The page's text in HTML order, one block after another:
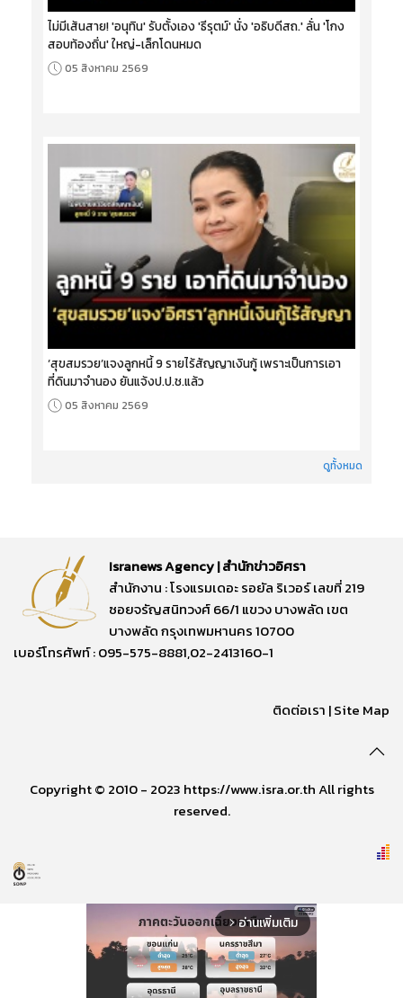
ไม่มีเส้นสาย! 'อนุทิน' รับตั้งเอง 'ธีรุตม์' นั่ง 'อธิบดีสถ.' ลั่น 'โกง
สอบท้องถิ่น' ใหญ่-เล็กโดนหมด
05 สิงหาคม 2569
‘สุขสมรวย’แจงลูกหนี้ 9 รายไร้สัญญาเงินกู้ เพราะเป็นการเอา
ที่ดินมาจำนอง ยันแจ้งป.ป.ช.แล้ว
05 สิงหาคม 2569
ดูทั้งหมด
Isranews Agency | สำนักข่าวอิศรา
สำนักงาน : โรงแรมเดอะ รอยัล ริเวอร์ เลขที่ 219
ซอยจรัญสนิทวงศ์ 66/1 แขวง บางพลัด เขต
บางพลัด กรุงเทพมหานคร 10700
เบอร์โทรศัพท์ : 095-575-8881,02-2413160-1
ติดต่อเรา |Site Map
Copyright © 2010 - 2023 https://www.isra.or.th All rights
reserved.
arrow_forward_ios อ่านเพิ่มเติม